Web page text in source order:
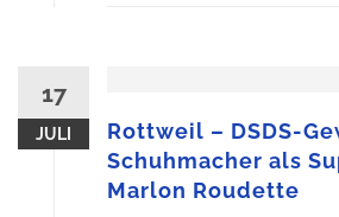
17
JULI
Rottweil – DSDS-
Schuhmacher als
Marlon Roudette